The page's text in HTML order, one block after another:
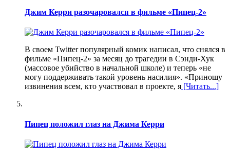
Джим Керри разочаровался в фильме «Пипец-2»
В своем Twitter популярный комик написал, что снялся в
фильме «Пипец-2» за месяц до трагедии в Сэнди-Хук
(массовое убийство в начальной школе) и теперь «не
могу поддерживать такой уровень насилия». «Приношу
извинения всем, кто участвовал в проекте, я [Читать...]
Пипец положил глаз на Джима Керри